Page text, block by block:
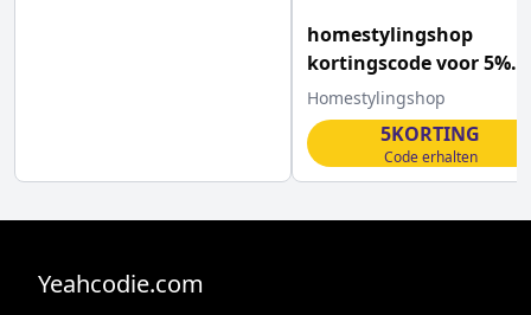
homestylingshop
kortingscode voor 5%
korting op je bestelling
Homestylingshop
5KORTING
Code erhalten
Yeahcodie.com